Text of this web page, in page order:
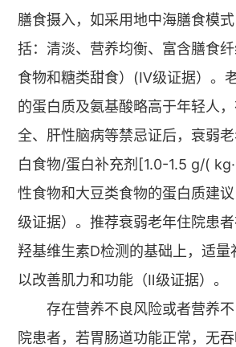
膳食摄入，如采用地中海膳食模
括：清淡、营养均衡、富含膳食
食物和糖类甜食）(Ⅳ级证据）。
的蛋白质及氨基酸略高于年轻人
全、肝性脑病等禁忌证后，衰弱
白食物/蛋白补充剂[1.0-1.5 g/(
性食物和大豆类食物的蛋白质建
级证据）。推荐衰弱老年住院患
羟基维生素D检测的基础上，适量
以改善肌力和功能（Ⅱ级证据）。
存在营养不良风险或者营养
院患者，若胃肠道功能正常，无